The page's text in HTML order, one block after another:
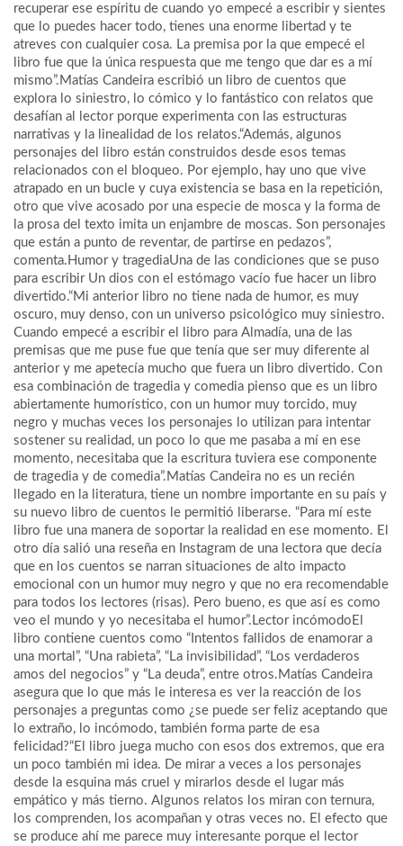
recuperar ese espíritu de cuando yo empecé a escribir y sientes
que lo puedes hacer todo, tienes una enorme libertad y te
atreves con cualquier cosa. La premisa por la que empecé el
libro fue que la única respuesta que me tengo que dar es a mí
mismo”.Matías Candeira escribió un libro de cuentos que
explora lo siniestro, lo cómico y lo fantástico con relatos que
desafían al lector porque experimenta con las estructuras
narrativas y la linealidad de los relatos.“Además, algunos
personajes del libro están construidos desde esos temas
relacionados con el bloqueo. Por ejemplo, hay uno que vive
atrapado en un bucle y cuya existencia se basa en la repetición,
otro que vive acosado por una especie de mosca y la forma de
la prosa del texto imita un enjambre de moscas. Son personajes
que están a punto de reventar, de partirse en pedazos”,
comenta.Humor y tragediaUna de las condiciones que se puso
para escribir Un dios con el estómago vacío fue hacer un libro
divertido.“Mi anterior libro no tiene nada de humor, es muy
oscuro, muy denso, con un universo psicológico muy siniestro.
Cuando empecé a escribir el libro para Almadía, una de las
premisas que me puse fue que tenía que ser muy diferente al
anterior y me apetecía mucho que fuera un libro divertido. Con
esa combinación de tragedia y comedia pienso que es un libro
abiertamente humorístico, con un humor muy torcido, muy
negro y muchas veces los personajes lo utilizan para intentar
sostener su realidad, un poco lo que me pasaba a mí en ese
momento, necesitaba que la escritura tuviera ese componente
de tragedia y de comedia”.Matías Candeira no es un recién
llegado en la literatura, tiene un nombre importante en su país y
su nuevo libro de cuentos le permitió liberarse. “Para mí este
libro fue una manera de soportar la realidad en ese momento. El
otro día salió una reseña en Instagram de una lectora que decía
que en los cuentos se narran situaciones de alto impacto
emocional con un humor muy negro y que no era recomendable
para todos los lectores (risas). Pero bueno, es que así es como
veo el mundo y yo necesitaba el humor”.Lector incómodoEl
libro contiene cuentos como “Intentos fallidos de enamorar a
una mortal”, “Una rabieta”, “La invisibilidad”, “Los verdaderos
amos del negocios” y “La deuda”, entre otros.Matías Candeira
asegura que lo que más le interesa es ver la reacción de los
personajes a preguntas como ¿se puede ser feliz aceptando que
lo extraño, lo incómodo, también forma parte de esa
felicidad?“El libro juega mucho con esos dos extremos, que era
un poco también mi idea. De mirar a veces a los personajes
desde la esquina más cruel y mirarlos desde el lugar más
empático y más tierno. Algunos relatos los miran con ternura,
los comprenden, los acompañan y otras veces no. El efecto que
se produce ahí me parece muy interesante porque el lector